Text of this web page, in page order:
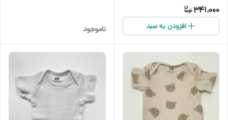
341,000
افزودن به سبد ناموجود